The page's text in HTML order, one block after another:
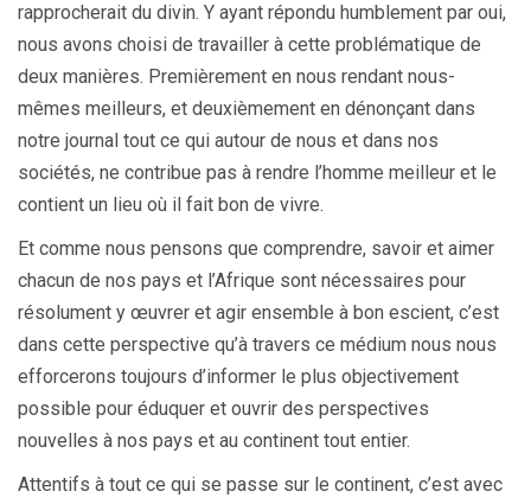
rapprocherait du divin. Y ayant répondu humblement par oui,
nous avons choisi de travailler à cette problématique de
deux manières. Premièrement en nous rendant nous-
mêmes meilleurs, et deuxièmement en dénonçant dans
notre journal tout ce qui autour de nous et dans nos
sociétés, ne contribue pas à rendre l’homme meilleur et le
contient un lieu où il fait bon de vivre.
Et comme nous pensons que comprendre, savoir et aimer
chacun de nos pays et l’Afrique sont nécessaires pour
résolument y œuvrer et agir ensemble à bon escient, c’est
dans cette perspective qu’à travers ce médium nous nous
efforcerons toujours d’informer le plus objectivement
possible pour éduquer et ouvrir des perspectives
nouvelles à nos pays et au continent tout entier.
Attentifs à tout ce qui se passe sur le continent, c’est avec